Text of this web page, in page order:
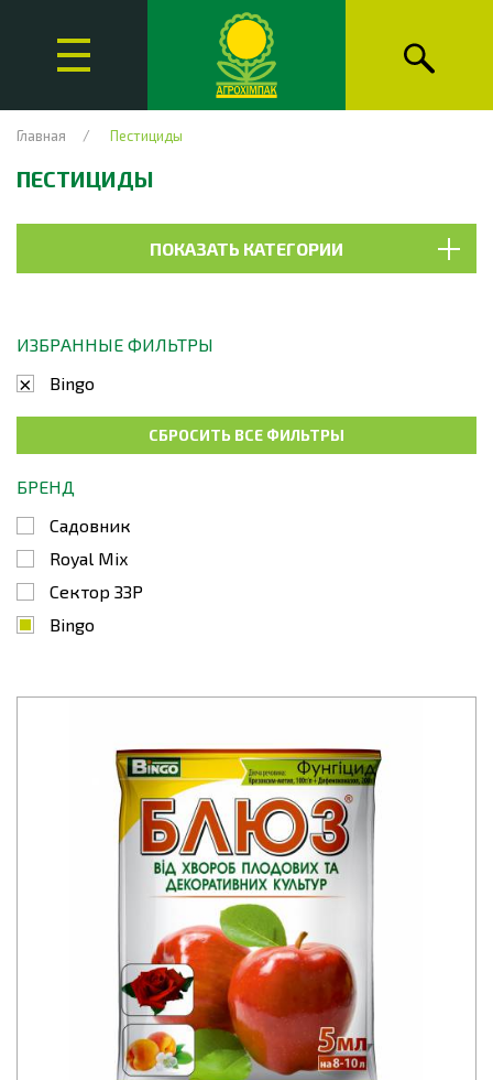
Главная Пестициды
ПЕСТИЦИДЫ
ПОКАЗАТЬ КАТЕГОРИИ
ИЗБРАННЫЕ ФИЛЬТРЫ
Bingo
СБРОСИТЬ ВСЕ ФИЛЬТРЫ
БРЕНД
Садовник
Royal Mix
Сектор ЗЗР
Bingo